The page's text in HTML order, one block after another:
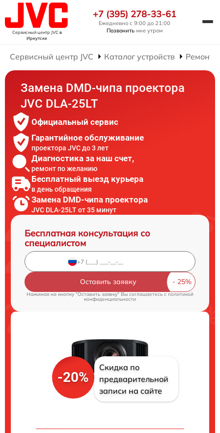
Сервисный центр JVCв
Иркутске
+7 (395) 278-33-61
Ежедневно с 9:00 до 21:00
Позвонить мне утром
Сервисный центр JVC Каталог устройств Ремонт
Замена DMD-чипа проектора
JVC DLA-25LT
Официальный сервис
Гарантийное обслуживание
проектора JVC до 3 лет
Диагностика за наш счет,
ремонт по желанию
Бесплатный выезд курьера
в день обращения
Замена DMD-чипа проектора
JVC DLA-25LT от 35 минут
Бесплатная консультация со
специалистом
Оставить заявку
Нажимая на кнопку "Оставить заявку" Вы соглашаетесь cполитикой
конфиденциальности
-20%
Скидка по
предварительной
записи на сайте